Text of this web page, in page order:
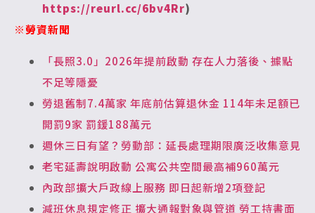
https://reurl.cc/6bv4Rr)
※勞資新聞
「長照3.0」2026年提前啟動 存在人力落後、據點
不足等隱憂
勞退舊制7.4萬家 年底前估算退休金 114年未足額已
開罰9家 罰鍰188萬元
週休三日有望？勞動部：延長處理期限廣泛收集意見
老宅延壽說明啟動 公寓公共空間最高補960萬元
內政部擴大戶政線上服務 即日起新增2項登記
減班休息規定修正 擴大通報對象與管道 勞工持書面